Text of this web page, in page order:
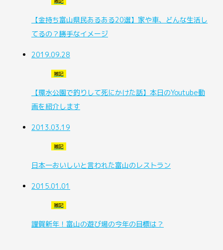
【金持ち富山県民あるある20選】家や車、どんな生活し
てるの？勝手なイメージ
2019.09.28
雑記
【環水公園で釣りして死にかけた話】本日のYoutube動
画を紹介します
2013.03.19
雑記
日本一おいしいと言われた富山のレストラン
2015.01.01
雑記
謹賀新年！富山の遊び場の今年の目標は？